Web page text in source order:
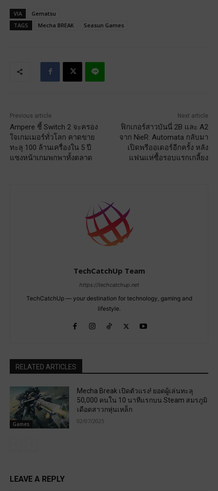
VIA
Gematsu
TAGS
Mecha BREAK Seasun Games
Previous article
Ampere ชี้ Switch 2 จะครอง
ใจเกมเมอร์ทั่วโลก คาดขาย
ทะลุ 100 ล้านเครื่องใน 5 ปี
แซงหน้าเกมพกพาทั้งตลาด
Next article
ฟิกเกอร์สาวบันนี่ 2B และ A2
จาก NieR: Automata กลับมา
เปิดพรีออเดอร์อีกครั้ง หลัง
แฟนแห่ซื้อรอบแรกเกลี้ยง
TechCatchUp Team
https://techcatchup.net
TechCatchUp — your destination for technology, gaming and
lifestyle.
RELATED ARTICLES
Games
Mecha Break เปิดตัวแรง! ยอดผู้เล่นทะลุ
50,000 คนใน 10 นาทีแรกบน Steam สมรภูมิ
เดือดสาวกหุ่นเหล็ก
02/07/2025
LEAVE A REPLY